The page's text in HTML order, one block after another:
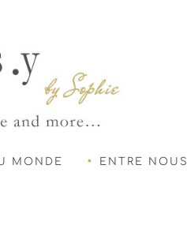
MONDE ENTRE NOUS